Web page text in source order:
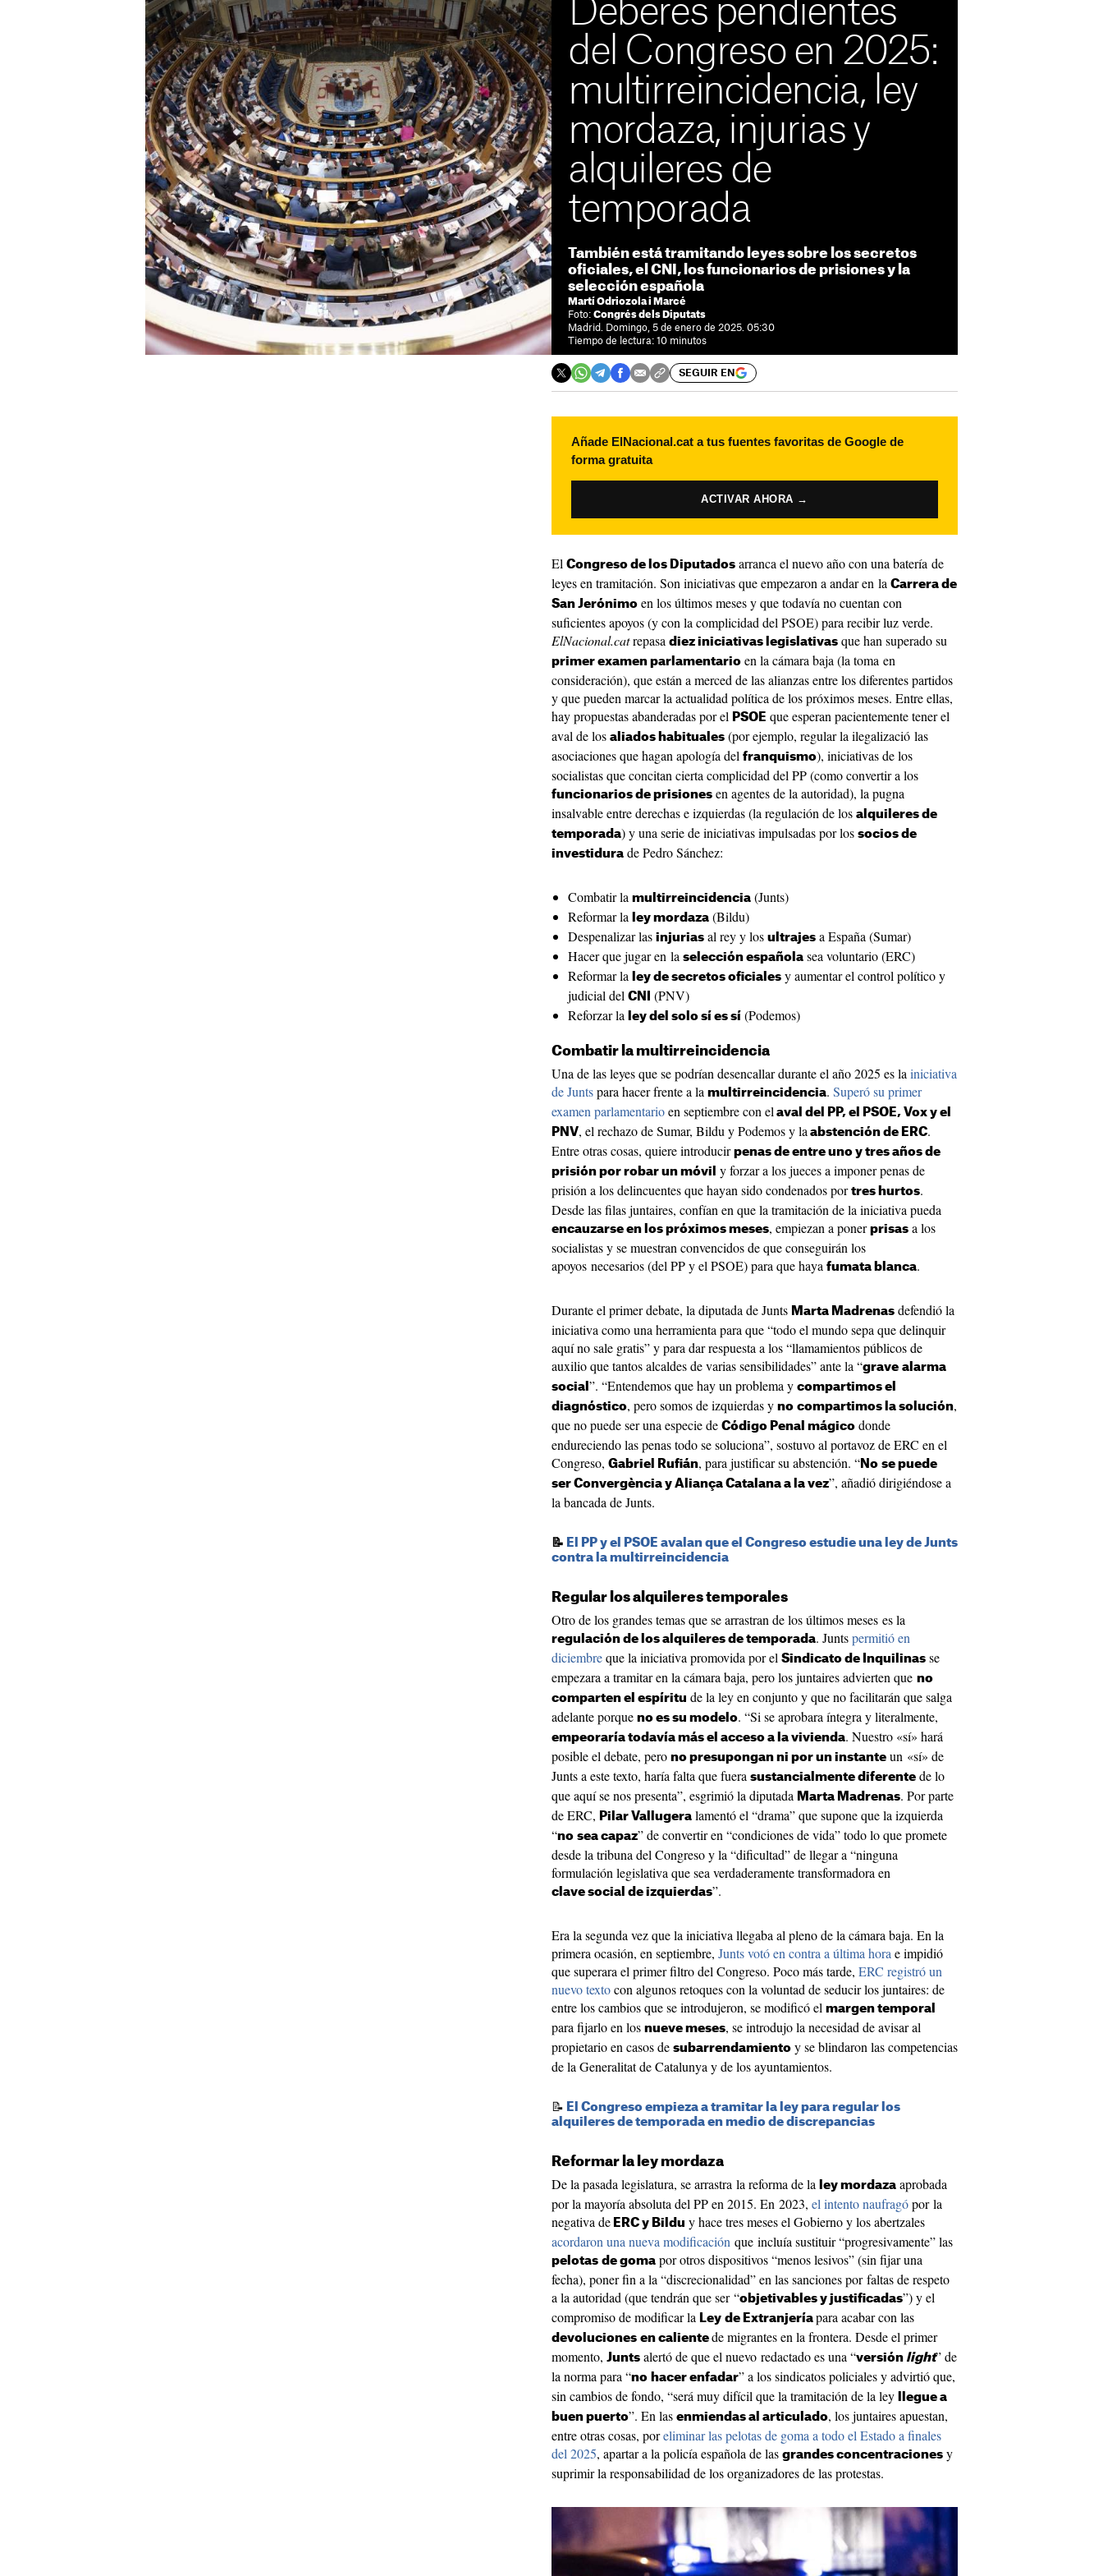
Deberes pendientes
del Congreso en 2025:
multirreincidencia, ley
mordaza, injurias y
alquileres de
temporada
También está tramitando leyes sobre los secretos
oficiales, el CNI, los funcionarios de prisiones y la
selección española
Martí Odriozola i Marcé
Foto: Congrés dels Diputats
Madrid. Domingo, 5 de enero de 2025. 05:30
Tiempo de lectura: 10 minutos
SEGUIR EN
Añade ElNacional.cat a tus fuentes favoritas de Google de
forma gratuita
ACTIVAR AHORA →
El Congreso de los Diputados arranca el nuevo año con una batería de
leyes en tramitación. Son iniciativas que empezaron a andar en la Carrera de
San Jerónimo en los últimos meses y que todavía no cuentan con
suficientes apoyos (y con la complicidad del PSOE) para recibir luz verde.
ElNacional.catrepasa diez iniciativas legislativas que han superado su
primer examen parlamentario en la cámara baja (la toma en
consideración), que están a merced de las alianzas entre los diferentes partidos
y que pueden marcar la actualidad política de los próximos meses. Entre ellas,
hay propuestas abanderadas por el PSOE que esperan pacientemente tener el
aval de los aliados habituales (por ejemplo, regular la ilegalizació las
asociaciones que hagan apología del franquismo), iniciativas de los
socialistas que concitan cierta complicidad del PP (como convertir a los
funcionarios de prisiones en agentes de la autoridad), la pugna
insalvable entre derechas e izquierdas (la regulación de los alquileres de
temporada) y una serie de iniciativas impulsadas por los socios de
investidura de Pedro Sánchez:
Combatir la multirreincidencia (Junts)
Reformar la
ley mordaza (Bildu)
Despenalizar las injurias al rey y los ultrajes a España (Sumar)
Hacer que jugar en la selección española sea voluntario (ERC)
Reformar la
ley de secretos oficiales y aumentar el control político y
judicial del CNI
(PNV)
Reforzar la
ley del solo sí es sí (Podemos)
Combatir la multirreincidencia
Una de las leyes que se podrían desencallar durante el año 2025 es la iniciativa
de Juntspara hacer frente a la multirreincidencia. Superó su primer
examen parlamentarioen septiembre con el aval del PP, el PSOE, Vox y el
PNV, el rechazo de Sumar, Bildu y Podemos y la abstención de ERC.
Entre otras cosas, quiere introducir penas de entre uno y tres años de
prisión por robar un móvil
y forzar a los jueces a imponer penas de
prisión a los delincuentes que hayan sido condenados por tres hurtos.
Desde las filas juntaires, confían en que la tramitación de la iniciativa pueda
encauzarse en los próximos meses, empiezan a poner prisas a los
socialistas y se muestran convencidos de que conseguirán los
apoyos necesarios (del PP y el PSOE) para que haya fumata blanca.
Durante el primer debate, la diputada de Junts Marta Madrenas defendió la
iniciativa como una herramienta para que “todo el mundo sepa que delinquir
aquí no sale gratis” y para dar respuesta a los “llamamientos públicos de
auxilio que tantos alcaldes de varias sensibilidades” ante la “grave alarma
social ”. “Entendemos que hay un problema y compartimos el
diagnóstico, pero somos de izquierdas y no compartimos la solución,
que no puede ser una especie de Código Penal mágico donde
endureciendo las penas todo se soluciona”, sostuvo al portavoz de ERC en el
Congreso, Gabriel Rufián, para justificar su abstención. “ No se puede
ser Convergència y Aliança Catalana a la vez”, añadió dirigiéndose a
la bancada de Junts.
📝 El PP y el PSOE avalan que el Congreso estudie una ley de Junts
contra la multirreincidencia
Regular los alquileres temporales
Otro de los grandes temas que se arrastran de los últimos meses es la
regulación de los alquileres de temporada. Juntspermitió en
diciembreque la iniciativa promovida por el Sindicato de Inquilinas se
empezara a tramitar en la cámara baja, pero los juntaires advierten que no
comparten el espíritu de la ley en conjunto y que no facilitarán que salga
adelante porque no es su modelo. “Si se aprobara íntegra y literalmente,
empeoraría todavía más el acceso a la vivienda. Nuestro «sí» hará
posible el debate, pero no presupongan ni por un instante un «sí» de
Junts a este texto, haría falta que fuera sustancialmente diferente de lo
que aquí se nos presenta”, esgrimió la diputada Marta Madrenas. Por parte
de ERC, Pilar Vallugera lamentó el “drama” que supone que la izquierda
“no sea capaz” de convertir en “condiciones de vida” todo lo que promete
desde la tribuna del Congreso y la “dificultad” de llegar a “ninguna
formulación legislativa que sea verdaderamente transformadora en
clave social de izquierdas”.
Era la segunda vez que la iniciativa llegaba al pleno de la cámara baja. En la
primera ocasión, en septiembre, Junts votó en contra a última hora e impidió
que superara el primer filtro del Congreso. Poco más tarde, ERC registró un
nuevo textocon algunos retoques con la voluntad de seducir los juntaires: de
entre los cambios que se introdujeron, se modificó el margen temporal
para fijarlo en los nueve meses, se introdujo la necesidad de avisar al
propietario en casos de subarrendamiento y se blindaron las competencias
de la Generalitat de Catalunya y de los ayuntamientos.
📝 El Congreso empieza a tramitar la ley para regular los
alquileres de temporada en medio de discrepancias
Reformar la ley mordaza
De la pasada legislatura, se arrastra la reforma de la ley mordaza aprobada
por la mayoría absoluta del PP en 2015. En 2023, el intento naufragópor la
negativa de ERC y Bildu y hace tres meses el Gobierno y los abertzales
acordaron una nueva modificación que incluía sustituir “progresivamente” las
pelotas de goma por otros dispositivos “menos lesivos” (sin fijar una
fecha), poner fin a la “discrecionalidad” en las sanciones por faltas de respeto
a la autoridad (que tendrán que ser “objetivables y justificadas”) y el
compromiso de modificar la Ley de Extranjería para acabar con las
devoluciones en caliente de migrantes en la frontera. Desde el primer
momento, Junts alertó de que el nuevo redactado es una “versión light” de
la norma para “no hacer enfadar” a los sindicatos policiales y advirtió que,
sin cambios de fondo, “será muy difícil que la tramitación de la ley
llegue a
buen puerto”. En las enmiendas al articulado, los juntaires apuestan,
entre otras cosas, poreliminar las pelotas de goma a todo el Estado a finales
del 2025, apartar a la policía española de las grandes concentraciones y
suprimir la responsabilidad de los organizadores de las protestas.